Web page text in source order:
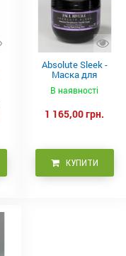
Absolute Sleek -
Маска для
неслухняного
волосся 300 мл
В наявності
1 165,00 грн.
КУПИТИ